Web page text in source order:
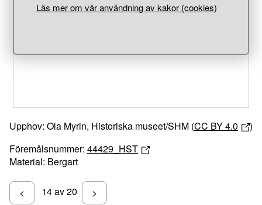
Läs mer om vår användning av kakor (cookies)
Unable to open [object Object]: HTTP 0 attempting to load
Upphov: Ola Myrin, Historiska museet/SHM (CC BY 4.0
)
Föremålsnummer: 44429_HST
Material: Bergart
< 14 av 20 >